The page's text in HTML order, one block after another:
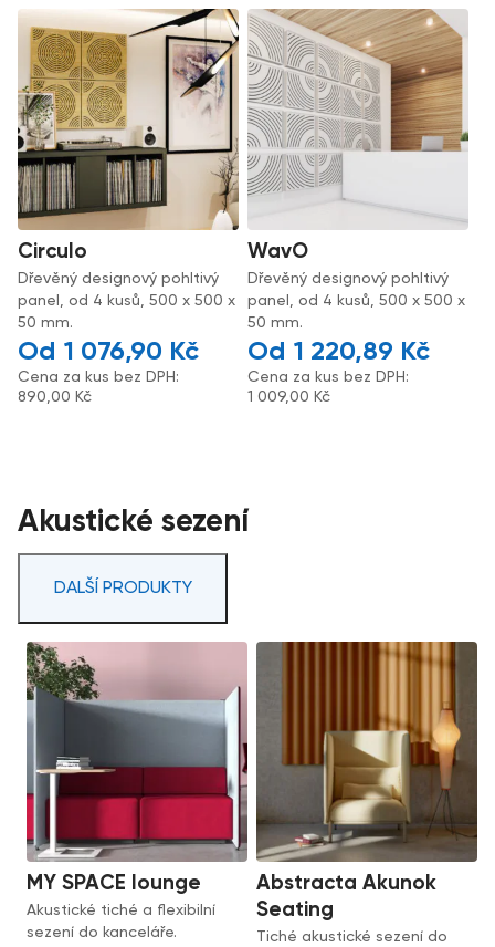
Circulo
Dřevěný designový pohltivý
panel, od 4 kusů, 500 x 500 x
50 mm.
1 076,90 Kč
Cena za kus bez DPH:
890,00 Kč
WavO
Dřevěný designový pohltivý
panel, od 4 kusů, 500 x 500 x
50 mm.
1 220,89 Kč
Cena za kus bez DPH:
1 009,00 Kč
Akustické sezení
DALŠÍ PRODUKTY
MY SPACE lounge
Akustické tiché a flexibilní
sezení do kanceláře.
Abstracta Akunok
Seating
Tiché akustické sezení do